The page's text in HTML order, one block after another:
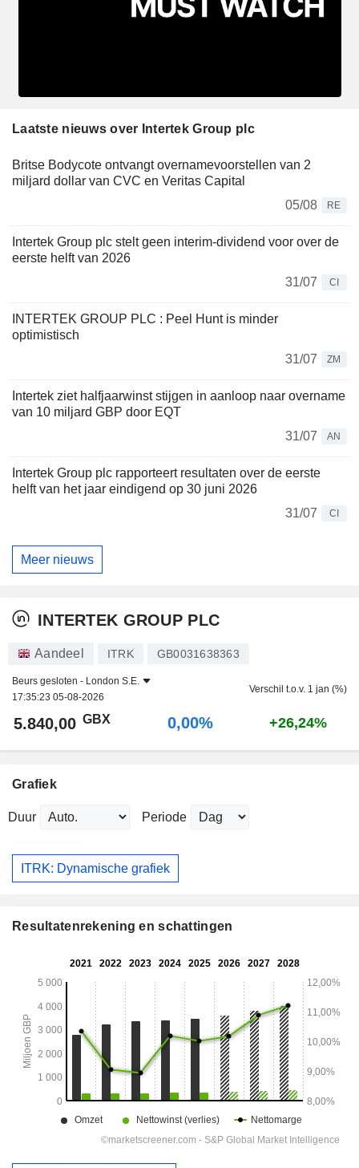
Laatste nieuws over Intertek Group plc
Britse Bodycote ontvangt overnamevoorstellen van 2
miljard dollar van CVC en Veritas Capital
05/08
RE
Intertek Group plc stelt geen interim-dividend voor over de
eerste helft van 2026
31/07
CI
INTERTEK GROUP PLC : Peel Hunt is minder
optimistisch
31/07
ZM
Intertek ziet halfjaarwinst stijgen in aanloop naar overname
van 10 miljard GBP door EQT
31/07
AN
Intertek Group plc rapporteert resultaten over de eerste
helft van het jaar eindigend op 30 juni 2026
31/07
CI
Meer nieuws
INTERTEK GROUP PLC
Aandeel ITRK GB0031638363
Beurs gesloten - London S.E.
17:35:23 05-08-2026
Verschil t.o.v. 1 jan (%)
5.840,00 GBX 0,00% +26,24%
Grafiek
Duur Periode
ITRK: Dynamische grafiek
Resultatenrekening en schattingen